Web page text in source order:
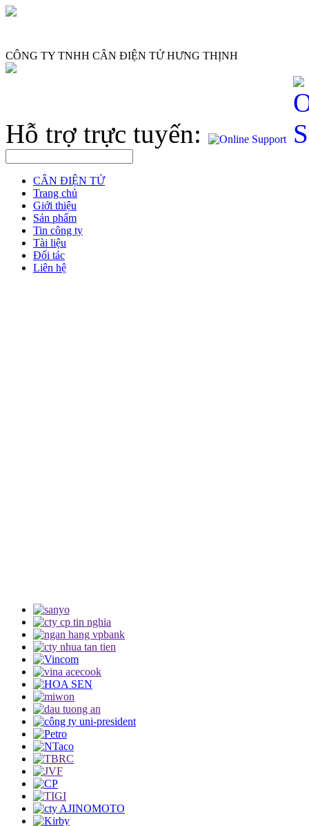
CÔNG TY TNHH CÂN ĐIỆN TỬ HƯNG THỊNH
Hỗ trợ trực tuyến:
CÂN ĐIỆN TỬ
Trang chủ
Giới thiệu
Sản phẩm
Tin công ty
Tài liệu
Đối tác
Liên hệ